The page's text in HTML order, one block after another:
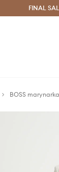
Oszczędzaj zFINAL
BOSS marynarka